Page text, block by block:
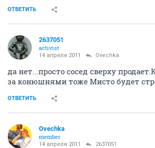
ОТВЕТИТЬ
2637051
activist
14 апреля 2011 Ovechka
да нет...просто сосед сверху
за конюшнями тоже Мисто будет
ОТВЕТИТЬ
Ovechka
member
14 апреля 2011 2637051